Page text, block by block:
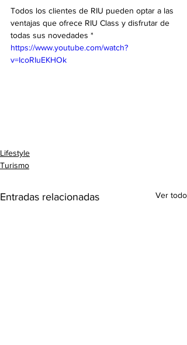
Todos los clientes de RIU pueden optar a las
ventajas que ofrece RIU Class y disfrutar de
todas sus novedades *
https://www.youtube.com/watch?
v=IcoRIuEKHOk
Lifestyle
Turismo
Entradas relacionadas Ver todo